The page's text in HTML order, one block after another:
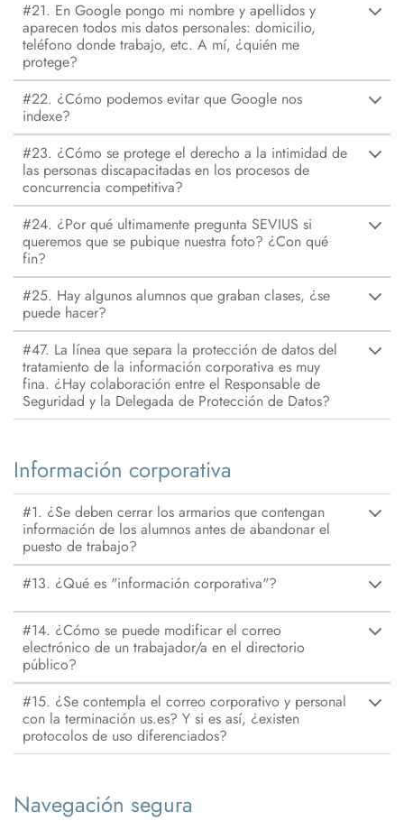
#21. En Google pongo mi nombre y apellidos y
aparecen todos mis datos personales: domicilio,
teléfono donde trabajo, etc. A mí, ¿quién me
protege?
#22. ¿Cómo podemos evitar que Google nos
indexe?
#23. ¿Cómo se protege el derecho a la intimidad de
las personas discapacitadas en los procesos de
concurrencia competitiva?
#24. ¿Por qué ultimamente pregunta SEVIUS si
queremos que se pubique nuestra foto? ¿Con qué
fin?
#25. Hay algunos alumnos que graban clases, ¿se
puede hacer?
#47. La línea que separa la protección de datos del
tratamiento de la información corporativa es muy
fina. ¿Hay colaboración entre el Responsable de
Seguridad y la Delegada de Protección de Datos?
Información corporativa
#1. ¿Se deben cerrar los armarios que contengan
información de los alumnos antes de abandonar el
puesto de trabajo?
#13. ¿Qué es "información corporativa"?
#14. ¿Cómo se puede modificar el correo
electrónico de un trabajador/a en el directorio
público?
#15. ¿Se contempla el correo corporativo y personal
con la terminación us.es? Y si es así, ¿existen
protocolos de uso diferenciados?
Navegación segura